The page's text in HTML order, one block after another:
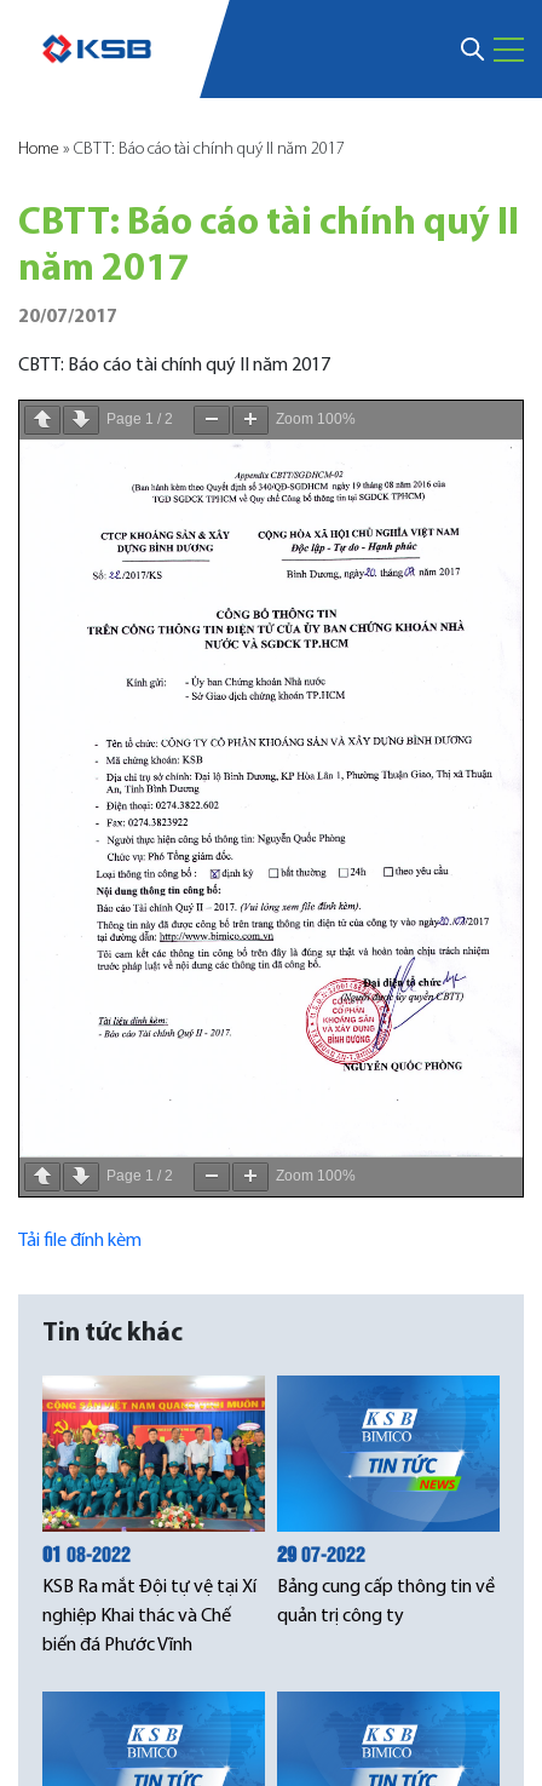
Home » CBTT: Báo cáo tài chính quý II năm 2017
CBTT: Báo cáo tài chính quý II
năm 2017
20/07/2017
CBTT: Báo cáo tài chính quý II năm 2017
Page 1 / 2 Zoom 100%
Page 1 / 2 Zoom 100%
Tải file đính kèm
Tin tức khác
01 08-2022
KSB Ra mắt Đội tự vệ tại Xí
nghiệp Khai thác và Chế
biến đá Phước Vĩnh
2907-2022
Bảng cung cấp thông tin về
quản trị công ty